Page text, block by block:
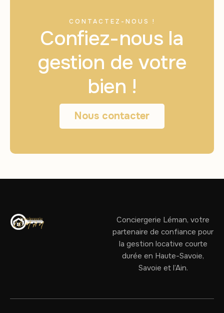
CONTACTEZ-NOUS !
Confiez-nous la
gestion de votre
bien !
Nous contacter
Conciergerie Léman, votre
partenaire de confiance pour
la gestion locative courte
durée en Haute-Savoie,
Savoie et l’Ain.